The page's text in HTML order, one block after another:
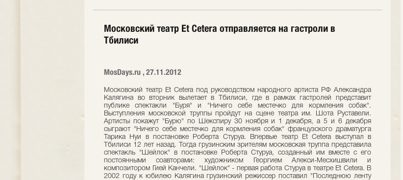
Московский театр Et Cetera отправляется на гастроли в
Тбилиси
MosDays.ru , 27.11.2012
Московский театр Et Cetera под руководством народного артиста РФ Александра
Калягина во вторник вылетает в Тбилиси, где в рамках гастролей представит
публике спектакли "Буря" и "Ничего себе местечко для кормления собак".
Выступления московской труппы пройдут на сцене театра им. Шота Руставели.
Артисты покажут "Бурю" по Шекспиру 30 ноября и 1 декабря, а 5 и 6 декабря
сыграют "Ничего себе местечко для кормления собак" французского драматурга
Тарика Нуи в постановке Роберта Стуруа. Впервые театр Et Cetera выступал в
Тбилиси 12 лет назад. Тогда грузинским зрителям московская труппа представила
спектакль "Шейлок" в постановке Роберта Стуруа, созданный им вместе с его
постоянными соавторами: художником Георгием Алекси-Месхишвили и
композитором Гией Канчели. "Шейлок" - первая работа Стуруа в театре Et Cetera. В
2002 году к юбилею Калягина грузинский режиссер поставил "Последнюю ленту